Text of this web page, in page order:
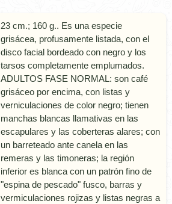
23 cm.; 160 g.. Es una especie
grisácea, profusamente listada, con el
disco facial bordeado con negro y los
tarsos completamente emplumados.
ADULTOS FASE NORMAL: son café
grisáceo por encima, con listas y
verniculaciones de color negro; tienen
manchas blancas llamativas en las
escapulares y las coberteras alares; con
un barreteado ante canela en las
remeras y las timoneras; la región
inferior es blanca con un patrón fino de
"espina de pescado" fusco, barras y
vermiculaciones rojizas y listas negras a